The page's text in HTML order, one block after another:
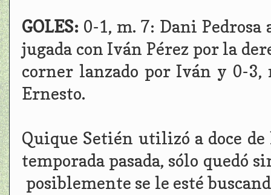
GOLES: 0-1, m. 7: Dani
jugada con Iván Pérez por la
corner lanzado por Iván y 0-
Ernesto.
Quique Setién utilizó a doce
temporada pasada, sólo quedó
posiblemente se le esté